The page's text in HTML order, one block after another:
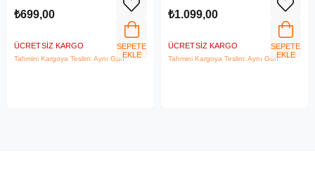
₺699,00
ÜCRETSIZ KARGO
Tahmini Kargoya Teslim: Aynı Gün
SEPETE
EKLE
₺1.099,00
ÜCRETSIZ KARGO
Tahmini Kargoya Teslim: Aynı Gün
SEPETE
EKLE